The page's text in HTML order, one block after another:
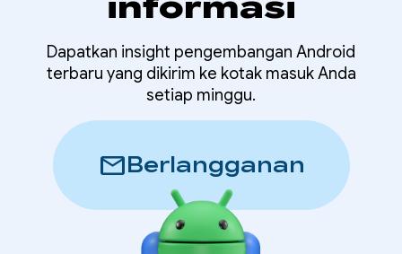
Dapatkan insight pengembangan Android
terbaru yang dikirim ke kotak masuk Anda
setiap minggu.
mailBerlangganan